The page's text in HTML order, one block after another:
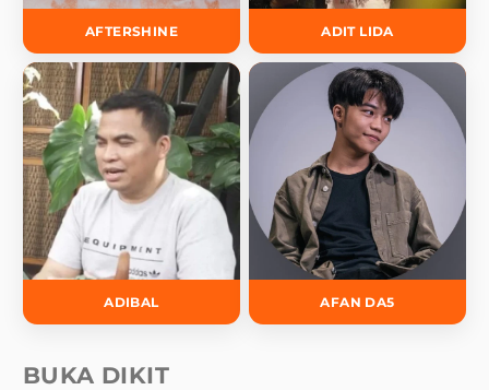
AFTERSHINE ADIT LIDA
ADIBAL AFAN DA5
BUKA DIKIT